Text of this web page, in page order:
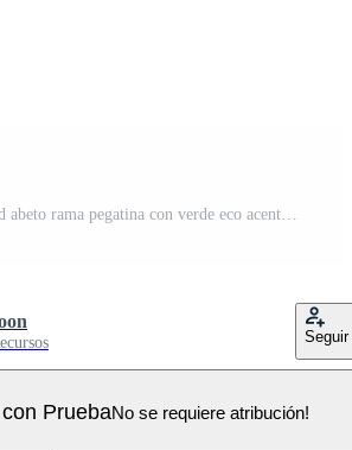
plano estilo Navidad abeto rama pegatina con verde eco acento. fiesta decoración como pino planta regalo caja decoración en papel kraft, Perfecto para festivo naturaleza Arte y invierno celebracion. Vector Pro
Seguir
PruebaNo se requiere atribución!